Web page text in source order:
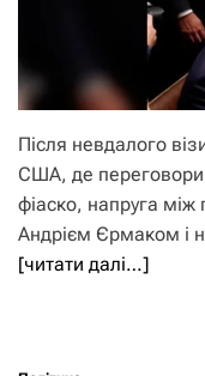
Після невдалого
США, де
фіаско, напруга
Андрієм Єрмаком і
[читати далі…]